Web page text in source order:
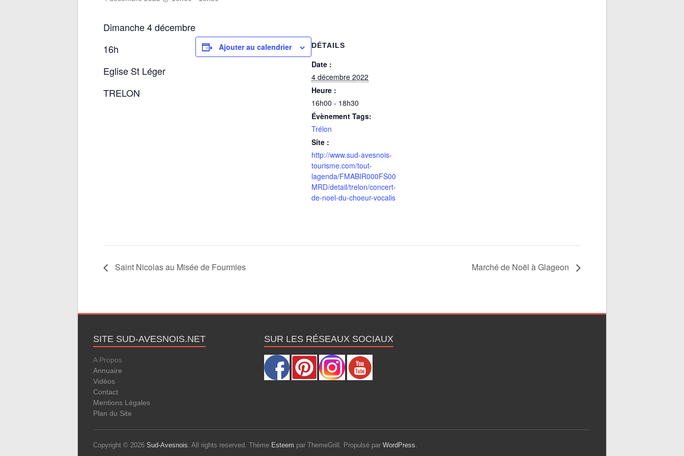
Dimanche 4 décembre
16h
Eglise St Léger
TRELON
Ajouter au calendrier DÉTAILS
Date :
4 décembre 2022
Heure :
16h00 - 18h30
Évènement Tags:
Trélon
Site :
http://www.sud-avesnois-
tourisme.com/tout-
lagenda/FMABIR000FS00
MRD/detail/trelon/concert-
de-noel-du-choeur-vocalis
Saint Nicolas au Misée de Fourmies Marché de Noël à Glageon
SITE SUD-AVESNOIS.NET
A Propos
Annuaire
Vidéos
Contact
Mentions Légales
Plan du Site
SUR LES RÉSEAUX SOCIAUX
Copyright © 2026 Sud-Avesnois . All rights reserved. Thème Esteem par ThemeGrill. Propulsé par WordPress